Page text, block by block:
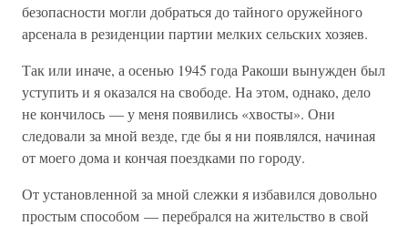
безопасности могли добраться до тайного оружейного
арсенала в резиденции партии мелких сельских хозяев.
Так или иначе, а осенью 1945 года Ракоши вынужден был
уступить и я оказался на свободе. На этом, однако, дело
не кончилось — у меня появились «хвосты». Они
следовали за мной везде, где бы я ни появлялся, начиная
от моего дома и кончая поездками по городу.
От установленной за мной слежки я избавился довольно
простым способом — перебрался на жительство в свой